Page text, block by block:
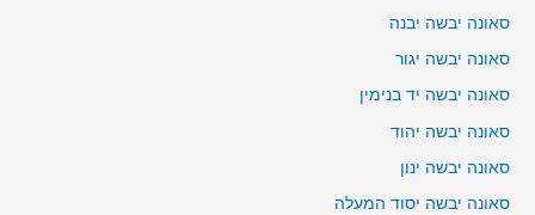
סאונה יבשה יבנה
סאונה יבשה יגור
סאונה יבשה יד בנימין
סאונה יבשה יהוד
סאונה יבשה ינון
סאונה יבשה יסוד המעלה